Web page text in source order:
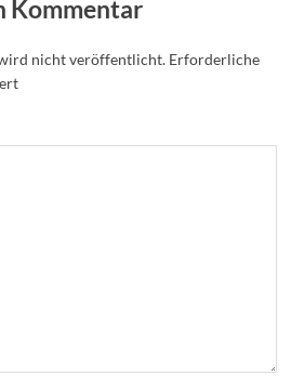
Kommentar
nicht veröffentlicht. Erforderliche